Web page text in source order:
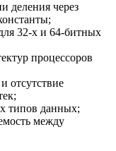
деления через
32-х и 64-битных
процессоров
отсутствие
типов данных;
между